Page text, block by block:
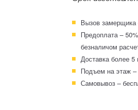
Вызов замерщика
Предоплата –
безналичом
Доставка более
Подъем на этаж –
Самовывоз –